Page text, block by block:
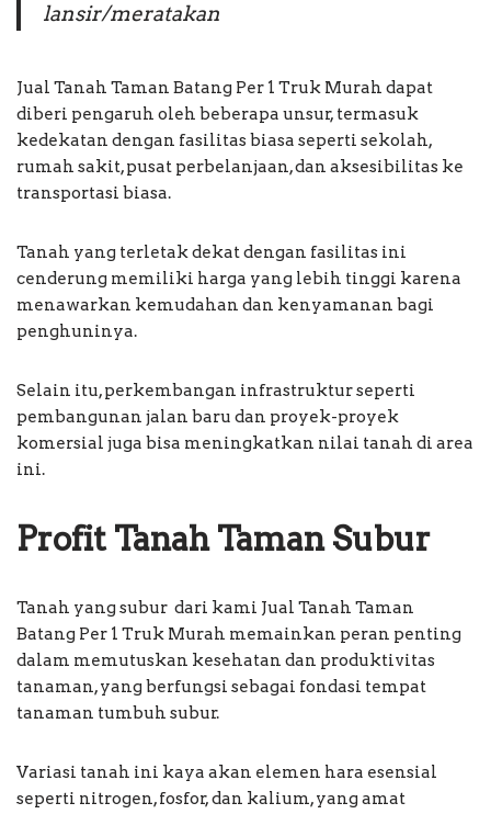
lansir/meratakan
Jual Tanah Taman Batang Per 1 Truk Murah dapat
diberi pengaruh oleh beberapa unsur, termasuk
kedekatan dengan fasilitas biasa seperti sekolah,
rumah sakit, pusat perbelanjaan, dan aksesibilitas ke
transportasi biasa.
Tanah yang terletak dekat dengan fasilitas ini
cenderung memiliki harga yang lebih tinggi karena
menawarkan kemudahan dan kenyamanan bagi
penghuninya.
Selain itu, perkembangan infrastruktur seperti
pembangunan jalan baru dan proyek-proyek
komersial juga bisa meningkatkan nilai tanah di area
ini.
Profit Tanah Taman Subur
Tanah yang subur dari kami Jual Tanah Taman
Batang Per 1 Truk Murah memainkan peran penting
dalam memutuskan kesehatan dan produktivitas
tanaman, yang berfungsi sebagai fondasi tempat
tanaman tumbuh subur.
Variasi tanah ini kaya akan elemen hara esensial
seperti nitrogen, fosfor, dan kalium, yang amat